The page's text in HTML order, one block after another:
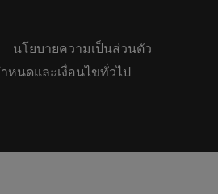
นโยบายความเป็นส่วนตัว
หนดและเงื่อนไขทั่วไป